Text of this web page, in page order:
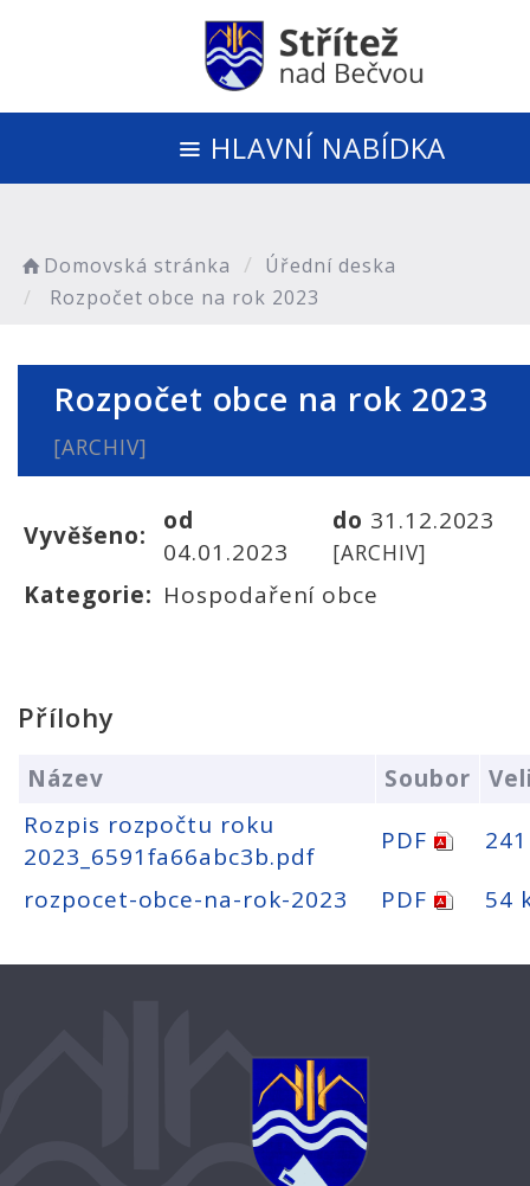
HLAVNÍ NABÍDKA
Domovská stránka
Úřední deska
Rozpočet obce na rok 2023
Rozpočet obce na rok 2023
[ARCHIV]
Vyvěšeno:
od
04.01.2023
do 31.12.2023
[ARCHIV]
Kategorie: Hospodaření obce
Přílohy
Název Soubor
Rozpis rozpočtu roku
2023_6591fa66abc3b.pdf
PDF
rozpocet-obce-na-rok-2023
PDF 54